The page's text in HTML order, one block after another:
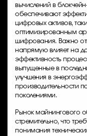
вычислений в
обеспечивают
цифровых активов,
оптимизированным
шифрования. Важно
напрямую влияет на
эффективность
выпущенные в
улучшения в
производительности
поколениями.
Рынок майнингового
стремительно, что
понимания